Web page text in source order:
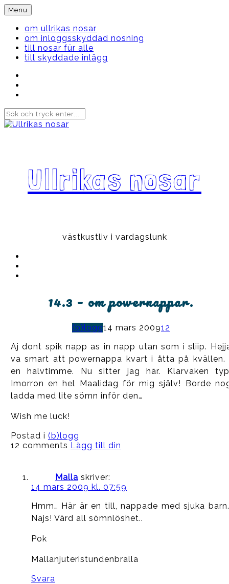
Skip
to
content
Menu
om ullrikas nosar
om inloggsskyddad nosning
till nosar für alle
till skyddade inlägg
Ullrikas nosar
västkustliv i vardagslunk
14.3 – om powernappar.
(b)logg14 mars 200912
Aj dont spik napp as in napp utan som i sliip.
va smart att powernappa kvart i åtta på kvällen.
en halvtimme. Nu sitter jag här. Klarvaken
Imorron en hel Maalidag för mig själv! Borde
ladda med lite sömn inför den…
Wish me luck!
Postad i (b)logg
12 comments Lägg till din
Malla skriver:
14 mars 2009 kl. 07:59
Hmm… Här är en till, nappade med sjuka
Najs! Värd all sömnlöshet..
Pok
Mallanjuteristundenbralla
Svara